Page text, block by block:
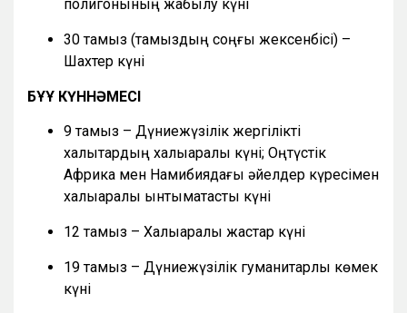
полигонының жабылу күні
30 тамыз (тамыздың соңғы жексенбісі) –
Шахтер күні
БҰҰ КҮННӘМЕСІ
9 тамыз – Дүниежүзілік жергілікті
халықтардың халықаралық күні; Оңтүстік
Африка мен Намибиядағы әйелдер күресімен
халықаралық ынтымақтастық күні
12 тамыз – Халықаралық жастар күні
19 тамыз – Дүниежүзілік гуманитарлық көмек
күні